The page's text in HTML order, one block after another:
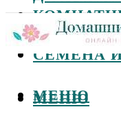
САДОВЫЕ
СЕМЕНА
МЕНЮ
МЕНЮ